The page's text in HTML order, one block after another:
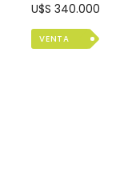
U$S 340.000
VENTA